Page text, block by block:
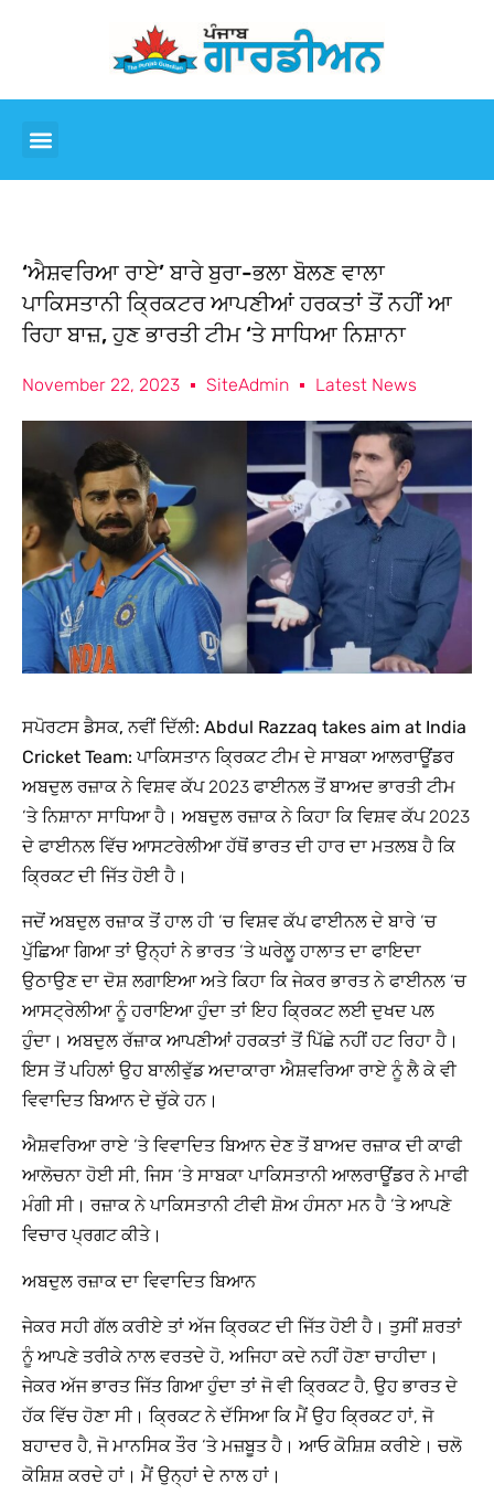
‘ਐਸ਼ਵਰਿਆ ਰਾਏ’ ਬਾਰੇ ਬੁਰਾ-ਭਲਾ ਬੋਲਣ ਵਾਲਾ
ਪਾਕਿਸਤਾਨੀ ਕ੍ਰਿਕਟਰ ਆਪਣੀਆਂ ਹਰਕਤਾਂ ਤੋਂ ਨਹੀਂ ਆ
ਰਿਹਾ ਬਾਜ਼, ਹੁਣ ਭਾਰਤੀ ਟੀਮ ‘ਤੇ ਸਾਧਿਆ ਨਿਸ਼ਾਨਾ
November 22, 2023 SiteAdmin Latest News
ਸਪੋਰਟਸ ਡੈਸਕ, ਨਵੀਂ ਦਿੱਲੀ: Abdul Razzaq takes aim at India
Cricket Team:ਪਾਕਿਸਤਾਨ ਕ੍ਰਿਕਟ ਟੀਮ ਦੇ ਸਾਬਕਾ ਆਲਰਾਊਂਡਰ
ਅਬਦੁਲ ਰਜ਼ਾਕ ਨੇ ਵਿਸ਼ਵ ਕੱਪ 2023 ਫਾਈਨਲ ਤੋਂ ਬਾਅਦ ਭਾਰਤੀ ਟੀਮ
‘ਤੇ ਨਿਸ਼ਾਨਾ ਸਾਧਿਆ ਹੈ। ਅਬਦੁਲ ਰਜ਼ਾਕ ਨੇ ਕਿਹਾ ਕਿ ਵਿਸ਼ਵ ਕੱਪ 2023
ਦੇ ਫਾਈਨਲ ਵਿੱਚ ਆਸਟਰੇਲੀਆ ਹੱਥੋਂ ਭਾਰਤ ਦੀ ਹਾਰ ਦਾ ਮਤਲਬ ਹੈ ਕਿ
ਕ੍ਰਿਕਟ ਦੀ ਜਿੱਤ ਹੋਈ ਹੈ।
ਜਦੋਂ ਅਬਦੁਲ ਰਜ਼ਾਕ ਤੋਂ ਹਾਲ ਹੀ ‘ਚ ਵਿਸ਼ਵ ਕੱਪ ਫਾਈਨਲ ਦੇ ਬਾਰੇ ‘ਚ
ਪੁੱਛਿਆ ਗਿਆ ਤਾਂ ਉਨ੍ਹਾਂ ਨੇ ਭਾਰਤ ‘ਤੇ ਘਰੇਲੂ ਹਾਲਾਤ ਦਾ ਫਾਇਦਾ
ਉਠਾਉਣ ਦਾ ਦੋਸ਼ ਲਗਾਇਆ ਅਤੇ ਕਿਹਾ ਕਿ ਜੇਕਰ ਭਾਰਤ ਨੇ ਫਾਈਨਲ ‘ਚ
ਆਸਟ੍ਰੇਲੀਆ ਨੂੰ ਹਰਾਇਆ ਹੁੰਦਾ ਤਾਂ ਇਹ ਕ੍ਰਿਕਟ ਲਈ ਦੁਖਦ ਪਲ
ਹੁੰਦਾ। ਅਬਦੁਲ ਰੱਜ਼ਾਕ ਆਪਣੀਆਂ ਹਰਕਤਾਂ ਤੋਂ ਪਿੱਛੇ ਨਹੀਂ ਹਟ ਰਿਹਾ ਹੈ।
ਇਸ ਤੋਂ ਪਹਿਲਾਂ ਉਹ ਬਾਲੀਵੁੱਡ ਅਦਾਕਾਰਾ ਐਸ਼ਵਰਿਆ ਰਾਏ ਨੂੰ ਲੈ ਕੇ ਵੀ
ਵਿਵਾਦਿਤ ਬਿਆਨ ਦੇ ਚੁੱਕੇ ਹਨ।
ਐਸ਼ਵਰਿਆ ਰਾਏ ‘ਤੇ ਵਿਵਾਦਿਤ ਬਿਆਨ ਦੇਣ ਤੋਂ ਬਾਅਦ ਰਜ਼ਾਕ ਦੀ ਕਾਫੀ
ਆਲੋਚਨਾ ਹੋਈ ਸੀ, ਜਿਸ ‘ਤੇ ਸਾਬਕਾ ਪਾਕਿਸਤਾਨੀ ਆਲਰਾਊਂਡਰ ਨੇ ਮਾਫੀ
ਮੰਗੀ ਸੀ। ਰਜ਼ਾਕ ਨੇ ਪਾਕਿਸਤਾਨੀ ਟੀਵੀ ਸ਼ੋਅ ਹੰਸਨਾ ਮਨ ਹੈ ‘ਤੇ ਆਪਣੇ
ਵਿਚਾਰ ਪ੍ਰਗਟ ਕੀਤੇ।
ਅਬਦੁਲ ਰਜ਼ਾਕ ਦਾ ਵਿਵਾਦਿਤ ਬਿਆਨ
ਜੇਕਰ ਸਹੀ ਗੱਲ ਕਰੀਏ ਤਾਂ ਅੱਜ ਕ੍ਰਿਕਟ ਦੀ ਜਿੱਤ ਹੋਈ ਹੈ। ਤੁਸੀਂ ਸ਼ਰਤਾਂ
ਨੂੰ ਆਪਣੇ ਤਰੀਕੇ ਨਾਲ ਵਰਤਦੇ ਹੋ, ਅਜਿਹਾ ਕਦੇ ਨਹੀਂ ਹੋਣਾ ਚਾਹੀਦਾ।
ਜੇਕਰ ਅੱਜ ਭਾਰਤ ਜਿੱਤ ਗਿਆ ਹੁੰਦਾ ਤਾਂ ਜੋ ਵੀ ਕ੍ਰਿਕਟ ਹੈ, ਉਹ ਭਾਰਤ ਦੇ
ਹੱਕ ਵਿੱਚ ਹੋਣਾ ਸੀ। ਕ੍ਰਿਕਟ ਨੇ ਦੱਸਿਆ ਕਿ ਮੈਂ ਉਹ ਕ੍ਰਿਕਟ ਹਾਂ, ਜੋ
ਬਹਾਦਰ ਹੈ, ਜੋ ਮਾਨਸਿਕ ਤੌਰ ‘ਤੇ ਮਜ਼ਬੂਤ ​​ਹੈ। ਆਓ ਕੋਸ਼ਿਸ਼ ਕਰੀਏ। ਚਲੋ
ਕੋਸ਼ਿਸ਼ ਕਰਦੇ ਹਾਂ। ਮੈਂ ਉਨ੍ਹਾਂ ਦੇ ਨਾਲ ਹਾਂ।